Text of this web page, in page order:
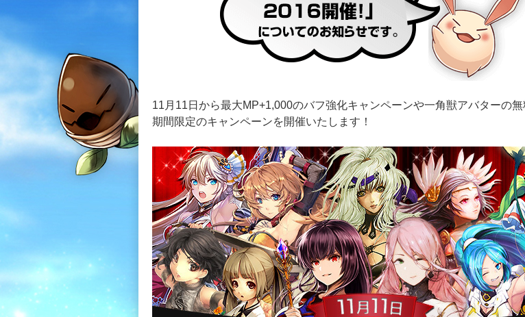
11月11日から最大MP+1,000のバフ強化キャンペーンや一角獣アバターの無
期間限定のキャンペーンを開催いたします！